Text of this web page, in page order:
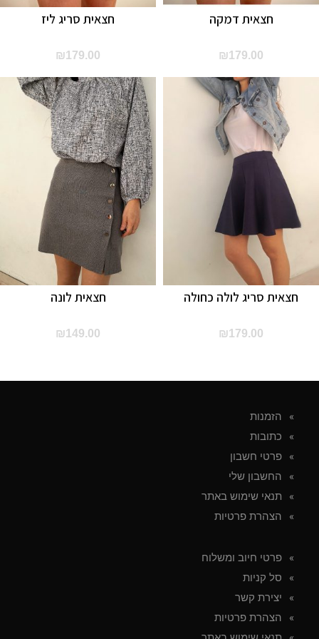
חצאית סריג ליז
₪179.00
חצאית דמקה
₪179.00
חצאית לונה
₪149.00
חצאית סריג לולה כחולה
₪179.00
הזמנות
כתובות
פרטי חשבון
החשבון שלי
תנאי שימוש באתר
הצהרת פרטיות
פרטי חיוב ומשלוח
סל קניות
יצירת קשר
הצהרת פרטיות